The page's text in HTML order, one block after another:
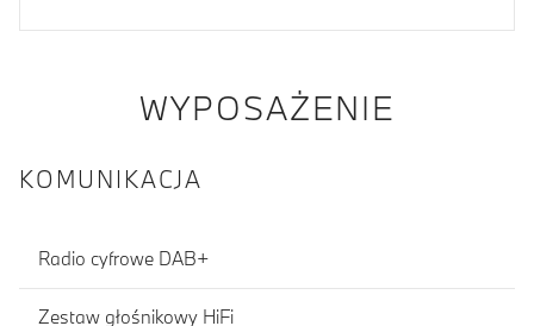
WYPOSAŻENIE
KOMUNIKACJA
Radio cyfrowe DAB+
Zestaw głośnikowy HiFi